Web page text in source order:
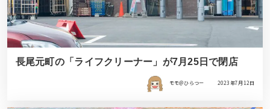
長尾元町の「ライフクリーナー」が7月25日で閉店
モモ＠ひらつー 2023年7月12日